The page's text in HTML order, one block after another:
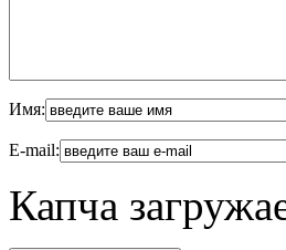
Имя:
E-mail:
Капча